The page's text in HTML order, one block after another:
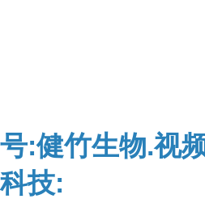
号:健竹生物.视
科技: